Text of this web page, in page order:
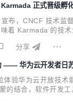
正式晋级孵
布，CNCF 技术监
着 Karmada 的技
分享
—— 华为云开发者日
体验华为云开放技
的结合，软件开发